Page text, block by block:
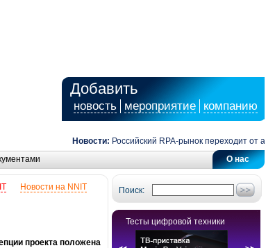
Добавить
новость мероприятие компанию
Новости: Российский RPA-рынок переходит от
О нас
Поиск:
Тесты цифровой техники
Новости на NNIT
проекта положена